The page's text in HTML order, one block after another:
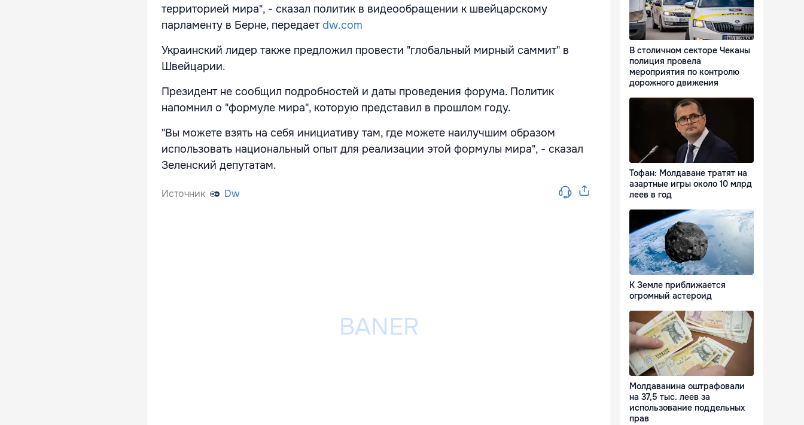
территорией мира", - сказал политик в видеообращении к швейцарскому
парламенту в Берне, передает dw.com
Украинский лидер также предложил провести "глобальный мирный саммит" в
Швейцарии.
Президент не сообщил подробностей и даты проведения форума. Политик
напомнил о "формуле мира", которую представил в прошлом году.
"Вы можете взять на себя инициативу там, где можете наилучшим образом
использовать национальный опыт для реализации этой формулы мира", - сказал
Зеленский депутатам.
Источник Dw
В столичном секторе Чеканы
полиция провела
мероприятия по контролю
дорожного движения
Тофан: Молдаване тратят на
азартные игры около 10 млрд
леев в год
К Земле приближается
огромный астероид
Молдаванина оштрафовали
на 37,5 тыс. леев за
использование поддельных
прав